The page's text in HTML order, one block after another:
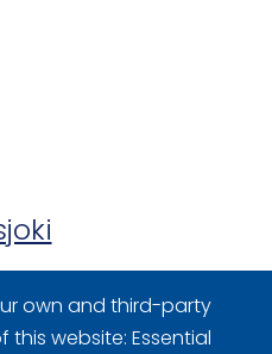
own and third-party
website: Essential